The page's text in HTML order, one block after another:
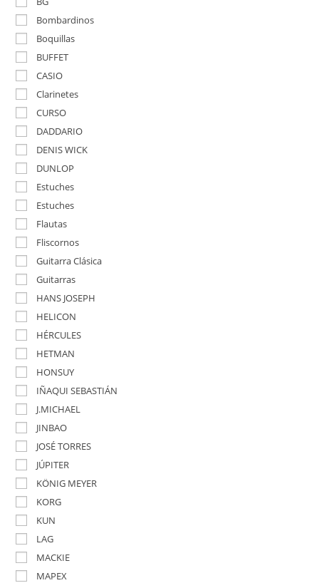
Bombardinos
Boquillas
BUFFET
CASIO
Clarinetes
CURSO
DADDARIO
DENIS WICK
DUNLOP
Estuches
Estuches
Flautas
Fliscornos
Guitarra Clásica
Guitarras
HANS JOSEPH
HELICON
HÉRCULES
HETMAN
HONSUY
IÑAQUI SEBASTIÁN
J.MICHAEL
JINBAO
JOSÉ TORRES
JÚPITER
KÖNIG MEYER
KORG
KUN
LAG
MACKIE
MAPEX